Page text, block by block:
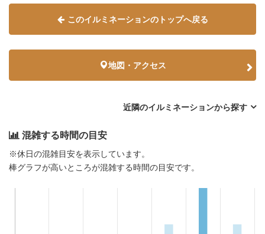
このイルミネーションのトップへ戻る
地図・アクセス
近隣のイルミネーションから探す
混雑する時間の目安
※休日の混雑目安を表示しています。
棒グラフが高いところが混雑する時間の目安です。